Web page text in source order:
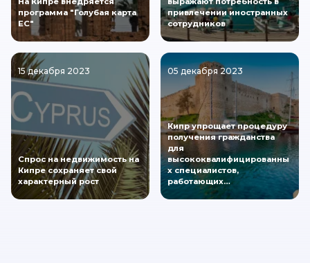
программа "Голубая карта
ЕС"
привлечении иностранных
сотрудников
15 декабря 2023
Спрос на недвижимость на
Кипре сохраняет свой
характерный рост
05 декабря 2023
Кипр упрощает процедуру
получения гражданства
для
высококвалифицированны
х специалистов,
работающих…